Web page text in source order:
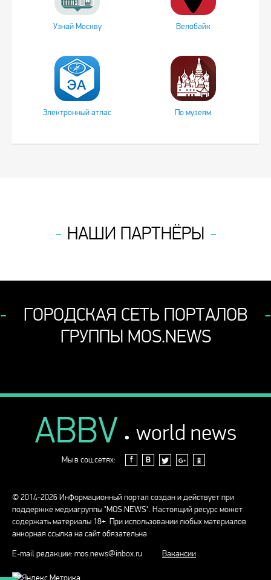
Узнай Москву Велобайк
Электронный атлас По музеям
НАШИ ПАРТНЁРЫ
ГОРОДСКАЯ СЕТЬ ПОРТАЛОВ
ГРУППЫ MOS.NEWS
ABBV . world news
Мы в соц.сетях: f В
© 2014-2026 Информационный портал создан и действует при
поддержке медиагруппы "MOS.NEWS". Настоящий ресурс может
содержать материалы 18+. При использовании любых материалов
анкорная ссылка на сайт обязательна
E-mail редакции:mos.news@inbox.ru Вакансии